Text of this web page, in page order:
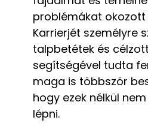
problémákat
Karrierjét személyre
talpbetétek és
segítségével tudta
maga is többször
hogy ezek nélkül
lépni.